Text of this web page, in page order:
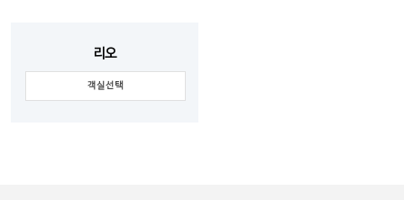
리오
객실선택